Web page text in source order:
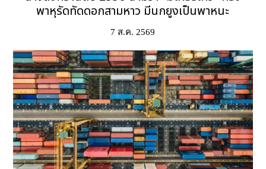
พาหุรัดทัดดอกสามหาว มีนกยูงเป็นพาหนะ
7 ส.ค. 2569